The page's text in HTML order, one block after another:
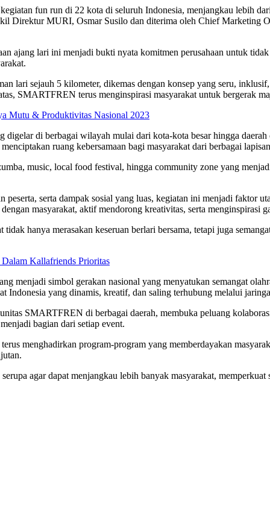
fun run di 22 kota di seluruh Indonesia, menjangkau lebih
Direktur MURI, Osmar Susilo dan diterima oleh Chief
ajang lari ini menjadi bukti nyata komitmen perusahaan untuk
lari sejauh 5 kilometer, dikemas dengan konsep yang seru,
SMARTFREN terus menginspirasi masyarakat untuk bergerak
Mutu & Produktivitas Nasional 2023
di berbagai wilayah mulai dari kota-kota besar hingga
ruang kebersamaan bagi masyarakat dari berbagai
music, local food festival, hingga community zone yang
serta dampak sosial yang luas, kegiatan ini menjadi faktor
masyarakat, aktif mendorong kreativitas, serta menginspirasi
hanya merasakan keseruan berlari bersama, tetapi juga
Kallafriends Prioritas
simbol gerakan nasional yang menyatukan semangat
Indonesia yang dinamis, kreatif, dan saling terhubung melalui
SMARTFREN di berbagai daerah, membuka peluang
bagian dari setiap event.
menghadirkan program-program yang memberdayakan
agar dapat menjangkau lebih banyak masyarakat,